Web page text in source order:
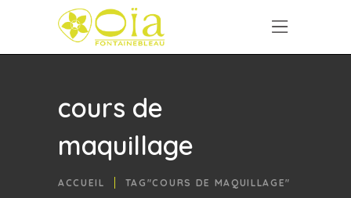
cours de
maquillage
ACCUEIL TAG"COURS DE MAQUILLAGE"